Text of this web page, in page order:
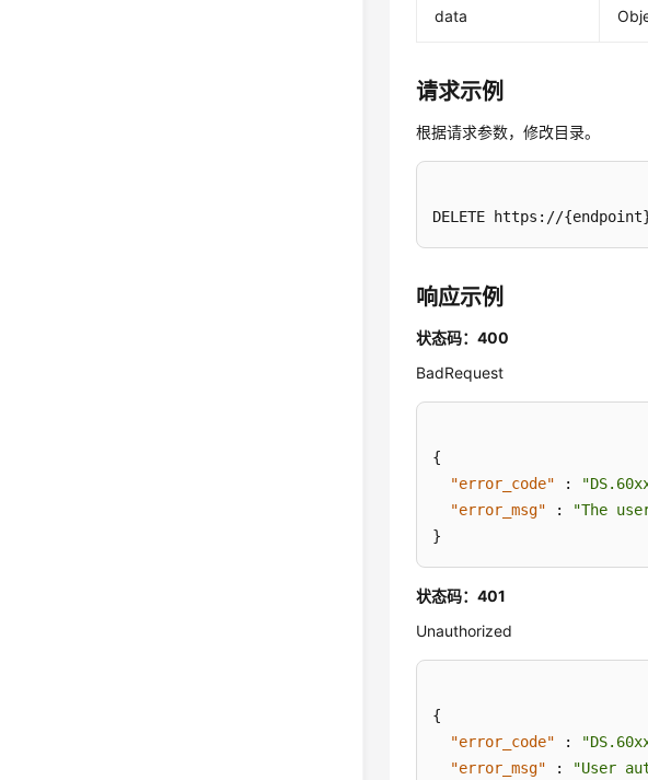
data
请求示例
根据请求参数，修改目录。
DELETE https://
响应示例
状态码：400
BadRequest
{
"error_code"
:
"error_msg"
:
"The
}
状态码：401
Unauthorized
{
"error_code"
:
"error_msg"
: "User